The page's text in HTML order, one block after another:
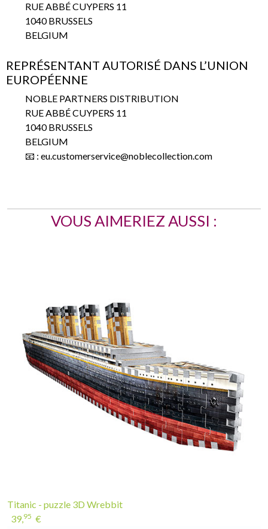
RUE ABBÉ CUYPERS 11
1040 BRUSSELS
BELGIUM
REPRÉSENTANT AUTORISÉ DANS L’UNION
EUROPÉENNE
NOBLE PARTNERS DISTRIBUTION
RUE ABBÉ CUYPERS 11
1040 BRUSSELS
BELGIUM
📧 : eu.customerservice@noblecollection.com
VOUS AIMERIEZ AUSSI :
Titanic - puzzle 3D Wrebbit
39,95 €